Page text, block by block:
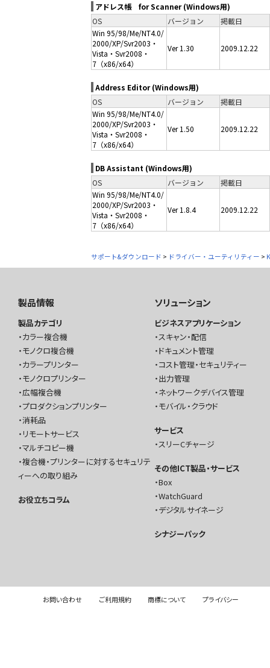
アドレス帳 for Scanner (Windows用)
OS
バージョン
掲載日
Win 95/98/Me/NT4.0/
2000/XP/Svr2003・
Vista・Svr2008・
7（x86/x64）
Ver 1.30 2009.12.22
Address Editor (Windows用)
OS
バージョン
掲載日
Win 95/98/Me/NT4.0/
2000/XP/Svr2003・
Vista・Svr2008・
7（x86/x64）
Ver 1.50 2009.12.22
DB Assistant (Windows用)
OS
バージョン
掲載日
Win 95/98/Me/NT4.0/
2000/XP/Svr2003・
Vista・Svr2008・
7（x86/x64）
Ver 1.8.4 2009.12.22
サポート&ダウンロード > ドライバー・ユーティリティー >
製品情報
製品カテゴリ
カラー複合機
モノクロ複合機
カラープリンター
モノクロプリンター
広幅複合機
プロダクションプリンター
消耗品
リモートサービス
マルチコピー機
複合機・プリンターに対するセキュリテ
ィーへの取り組み
お役立ちコラム
ソリューション
ビジネスアプリケーション
スキャン・配信
ドキュメント管理
コスト管理・セキュリティー
出力管理
ネットワークデバイス管理
モバイル・クラウド
サービス
スリーCチャージ
その他ICT製品・サービス
Box
WatchGuard
デジタルサイネージ
シナジーパック
お問い合わせ ご利用規約 商標について プライバシー